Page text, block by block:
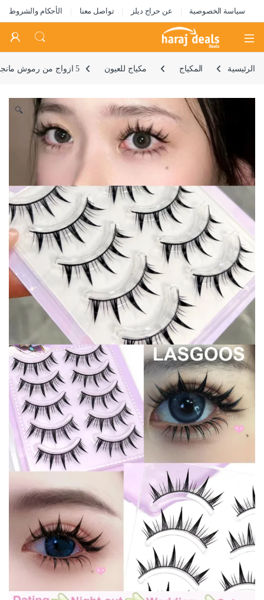
سياسة الخصوصية عن حراج ديلز تواصل معنا الأحكام والشروط
Open
الرئيسية المكياج مكياج للعيون 5 ازواج من رموش مانجا على الطراز الياباني من تازويك، رموش انيمي تنكرية، رموش سوداء ذات مظهر مبتل، لا حاجة للصمغ، ادوات تمديد الرموش الكبيرة ثلاثية الابعاد منفوشة ليتل ديفل
🔍